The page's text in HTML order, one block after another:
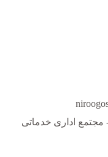
- مجتمع اداری خدماتی